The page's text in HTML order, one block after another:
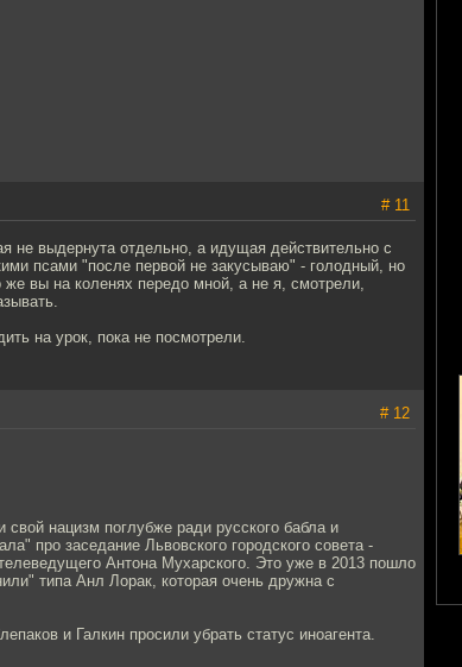
# 11
не выдернута отдельно, а идущая действительно с
псами "после первой не закусываю" - голодный, но
вы на коленях передо мной, а не я, смотрели,
на урок, пока не посмотрели.
# 12
нацизм поглубже ради русского бабла и
про заседание Львовского городского совета -
Антона Мухарского. Это уже в 2013 пошло
типа Анл Лорак, которая очень дружна с
и Галкин просили убрать статус иноагента.